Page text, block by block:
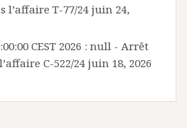
l’affaire T-77/24juin 24,
CEST 2026 : null - Arrêt
C-522/24 juin 18, 2026